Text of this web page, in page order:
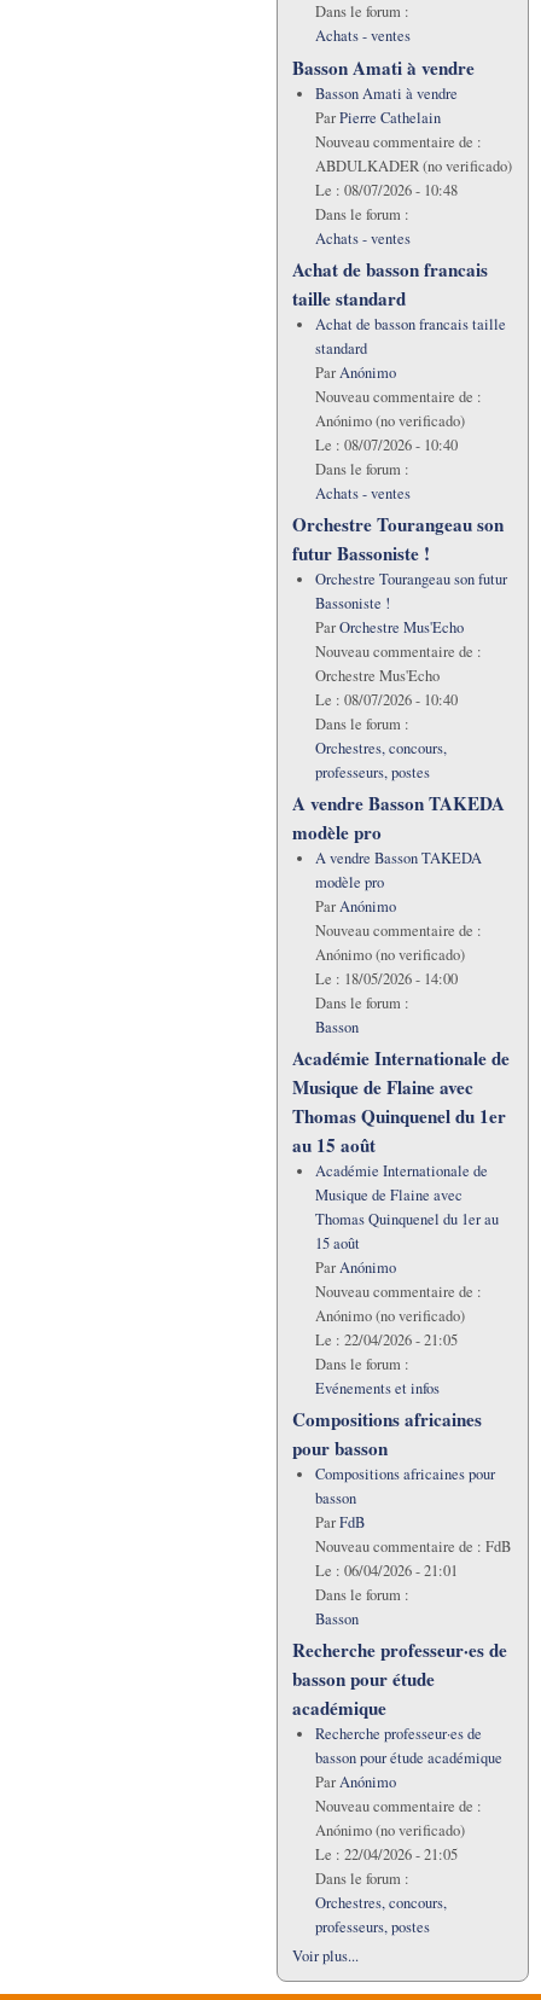
Dans le forum :
Achats - ventes
Basson Amati à vendre
Basson Amati à vendre
ParPierre Cathelain
Nouveau commentaire de :
ABDULKADER (no verificado)
Le : 08/07/2026 - 10:48
Dans le forum :
Achats - ventes
Achat de basson francais
taille standard
Achat de basson francais taille
standard
ParAnónimo
Nouveau commentaire de :
Anónimo (no verificado)
Le : 08/07/2026 - 10:40
Dans le forum :
Achats - ventes
Orchestre Tourangeau son
futur Bassoniste !
Orchestre Tourangeau son futur
Bassoniste !
ParOrchestre Mus'Echo
Nouveau commentaire de :
Orchestre Mus'Echo
Le : 08/07/2026 - 10:40
Dans le forum :
Orchestres, concours,
professeurs, postes
A vendre Basson TAKEDA
modèle pro
A vendre Basson TAKEDA
modèle pro
ParAnónimo
Nouveau commentaire de :
Anónimo (no verificado)
Le : 18/05/2026 - 14:00
Dans le forum :
Basson
Académie Internationale de
Musique de Flaine avec
Thomas Quinquenel du 1er
au 15 août
Académie Internationale de
Musique de Flaine avec
Thomas Quinquenel du 1er au
15 août
ParAnónimo
Nouveau commentaire de :
Anónimo (no verificado)
Le : 22/04/2026 - 21:05
Dans le forum :
Evénements et infos
Compositions africaines
pour basson
Compositions africaines pour
basson
ParFdB
Nouveau commentaire de : FdB
Le : 06/04/2026 - 21:01
Dans le forum :
Basson
Recherche professeur·es de
basson pour étude
académique
Recherche professeur·es de
basson pour étude académique
ParAnónimo
Nouveau commentaire de :
Anónimo (no verificado)
Le : 22/04/2026 - 21:05
Dans le forum :
Orchestres, concours,
professeurs, postes
Voir plus...